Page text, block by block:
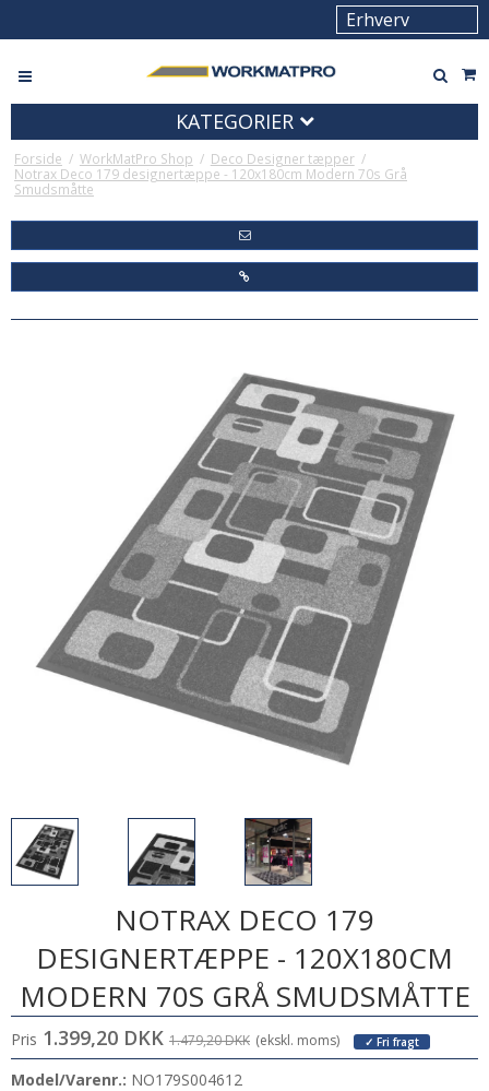
KATEGORIER
Forside / WorkMatPro Shop / Deco Designer tæpper /
Notrax Deco 179 designertæppe - 120x180cm Modern 70s Grå
Smudsmåtte
NOTRAX DECO 179
DESIGNERTÆPPE - 120X180CM
MODERN 70S GRÅ SMUDSMÅTTE
Pris 1.399,20 DKK 1.479,20 DKK (ekskl. moms) ✓ Fri fragt
Model/Varenr.: NO179S004612